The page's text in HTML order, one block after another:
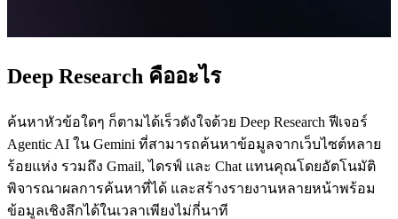
Deep Research คืออะไร
ค้นหาหัวข้อใดๆ ก็ตามได้เร็วดังใจด้วย Deep Research ฟีเจอร์
Agentic AI ใน Gemini ที่สามารถค้นหาข้อมูลจากเว็บไซต์หลาย
ร้อยแห่ง รวมถึง Gmail, ไดรฟ์ และ Chat แทนคุณโดยอัตโนมัติ
พิจารณาผลการค้นหาที่ได้ และสร้างรายงานหลายหน้าพร้อม
ข้อมูลเชิงลึกได้ในเวลาเพียงไม่กี่นาที